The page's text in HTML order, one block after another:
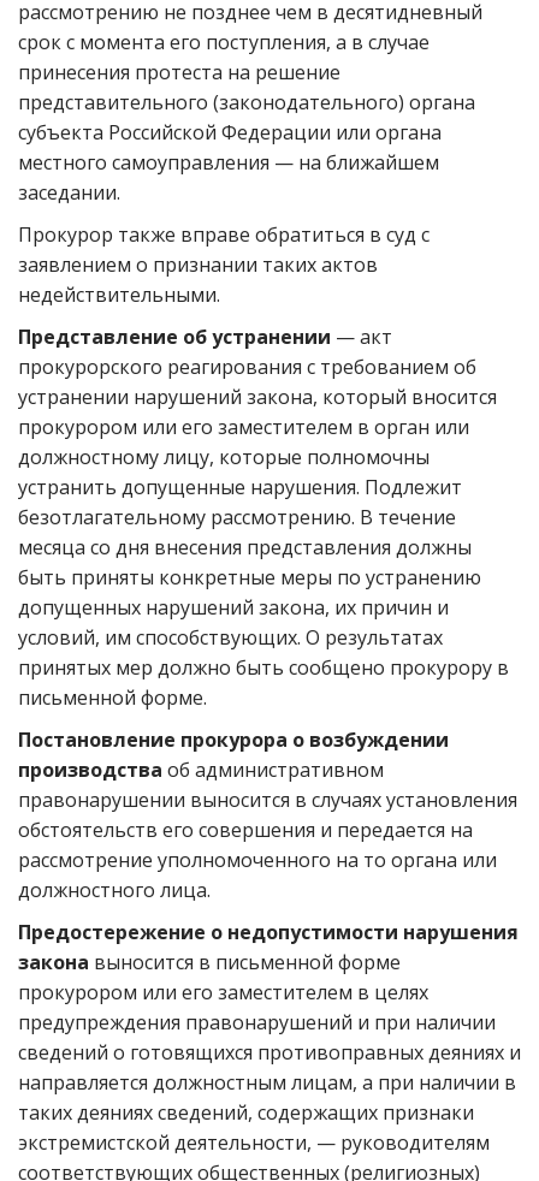
рассмотрению не позднее чем в десятидневный
срок с момента его поступления, а в случае
принесения протеста на решение
представительного (законодательного) органа
субъекта Российской Федерации или органа
местного самоуправления — на ближайшем
заседании.
Прокурор также вправе обратиться в суд с
заявлением о признании таких актов
недействительными.
Представление об устранении — акт
прокурорского реагирования с требованием об
устранении нарушений закона, который вносится
прокурором или его заместителем в орган или
должностному лицу, которые полномочны
устранить допущенные нарушения. Подлежит
безотлагательному рассмотрению. В течение
месяца со дня внесения представления должны
быть приняты конкретные меры по устранению
допущенных нарушений закона, их причин и
условий, им способствующих. О результатах
принятых мер должно быть сообщено прокурору в
письменной форме.
Постановление прокурора о возбуждении
производства об административном
правонарушении выносится в случаях установления
обстоятельств его совершения и передается на
рассмотрение уполномоченного на то органа или
должностного лица.
Предостережение о недопустимости нарушения
закона выносится в письменной форме
прокурором или его заместителем в целях
предупреждения правонарушений и при наличии
сведений о готовящихся противоправных деяниях и
направляется должностным лицам, а при наличии в
таких деяниях сведений, содержащих признаки
экстремистской деятельности, — руководителям
соответствующих общественных (религиозных)